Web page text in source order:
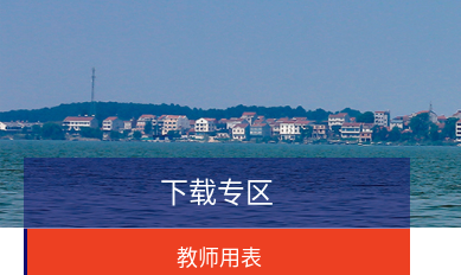
下载专区
教师用表